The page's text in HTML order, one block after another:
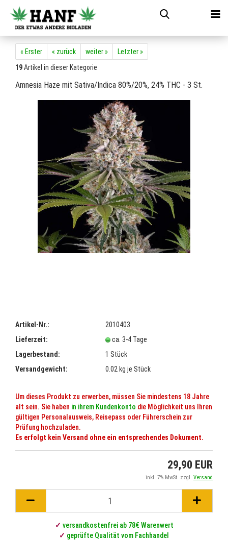
« Erster « zurück weiter »
Letzter »
19Artikel in dieser Kategorie
Amnesia Haze mit Sativa/Indica 80%/20%, 24% THC - 3 St.
Artikel-Nr.:
2010403
Lieferzeit:
ca. 3-4 Tage
Lagerbestand:
1 Stück
Versandgewicht:
0.02 kg je Stück
Um dieses Produkt zu erwerben, müssen Sie mindestens 18 Jahre
alt sein. Sie haben in ihrem Kundenkonto die Möglichkeit uns Ihren
gültigen Personalausweis, Reisepass oder Führerschein zur
Prüfung hochzuladen.
Es erfolgt kein Versand ohne ein entsprechendes Dokument.
29,90 EUR
inkl. 7% MwSt. zzgl. Versand
✓ versandkostenfrei ab 78€ Warenwert
✓ geprüfte Qualität vom Fachhandel